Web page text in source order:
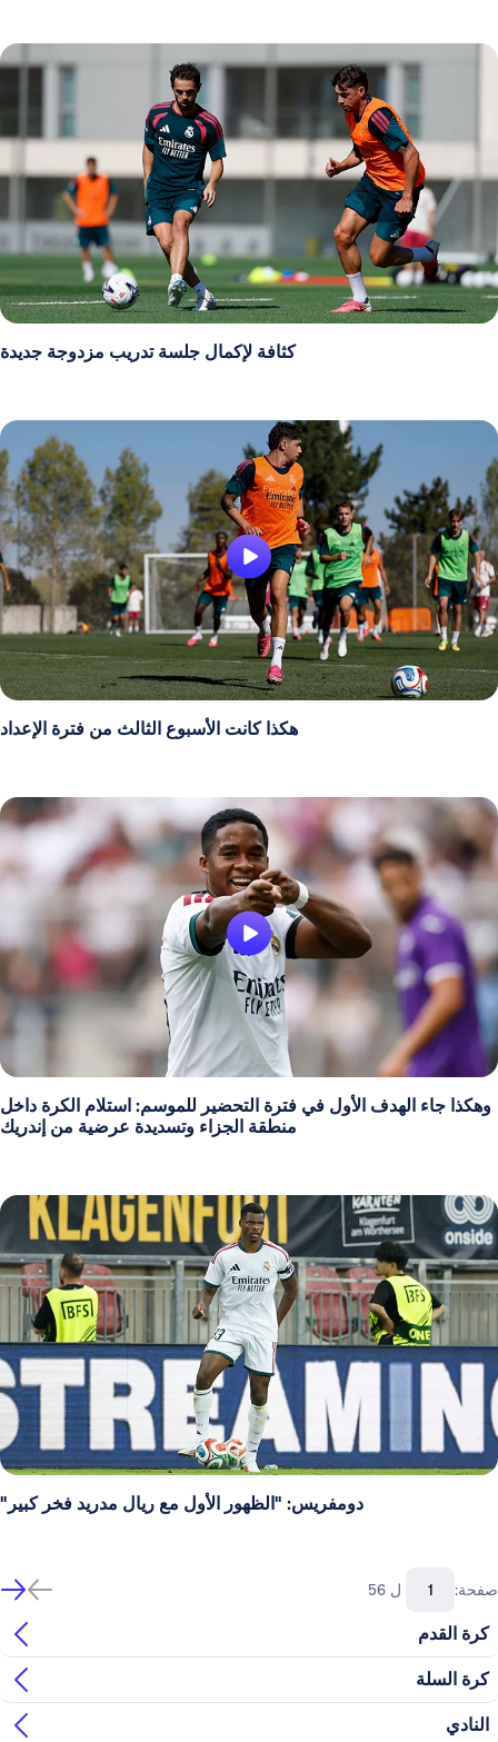
كثافة لإكمال جلسة تدريب مزدوجة جديدة
هكذا كانت الأسبوع الثالث من فترة الإعداد
وهكذا جاء الهدف الأول في فترة التحضير للموسم: استلام الكرة داخل
منطقة الجزاء وتسديدة عرضية من إندريك
دومفريس: "الظهور الأول مع ريال مدريد فخر كبير"
صفحة: ل 56
كرة القدم
كرة السلة
النادي